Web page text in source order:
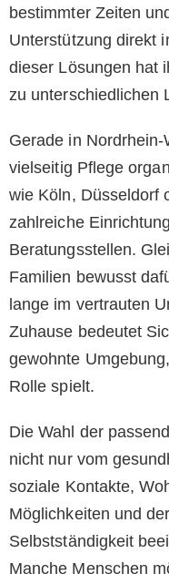
bestimmter Zeiten
Unterstützung direkt
dieser Lösungen hat
zu unterschiedlichen
Gerade in
vielseitig Pflege
wie Köln, Düsseldorf
zahlreiche
Beratungsstellen.
Familien bewusst
lange im vertrauten
Zuhause bedeutet
gewohnte
Rolle spielt.
Die Wahl der
nicht nur vom
soziale Kontakte,
Möglichkeiten und
Selbstständigkeit
Manche Menschen